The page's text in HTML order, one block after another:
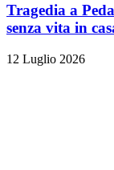
Tragedia a
senza vita in
12 Luglio 2026